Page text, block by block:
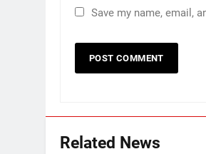
Save my name, email,
Related News